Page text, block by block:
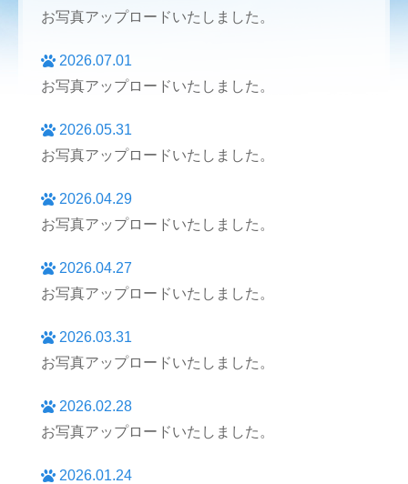
お写真アップロードいたしました。
2026.07.01
お写真アップロードいたしました。
2026.05.31
お写真アップロードいたしました。
2026.04.29
お写真アップロードいたしました。
2026.04.27
お写真アップロードいたしました。
2026.03.31
お写真アップロードいたしました。
2026.02.28
お写真アップロードいたしました。
2026.01.24